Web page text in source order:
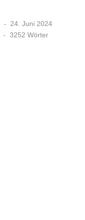
Veröffentlicht
am
24. Juni 2024
- 3252 Wörter